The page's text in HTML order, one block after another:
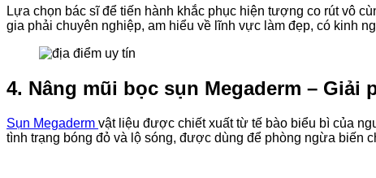
Lựa chọn bác sĩ để tiến hành khắc phục hiện tượng co rút vô
gia phải chuyên nghiệp, am hiểu về lĩnh vực làm đẹp, có kinh
4. Nâng mũi bọc sụn Megaderm – Giải
Sụn Megaderm vật liệu được chiết xuất từ tế bào biểu bì của
tình trạng bóng đỏ và lộ sóng, được dùng để phòng ngừa biến